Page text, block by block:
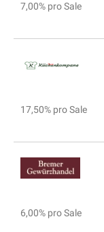
7,00% pro Sale
17,50% pro Sale
6,00% pro Sale